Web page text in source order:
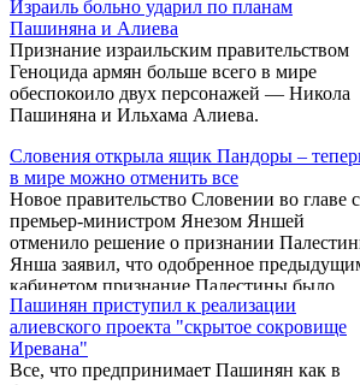
Ильхамом Алиевым. В Ереване она весьма
щедро говорила о перспективах, которые
ожидают Армению в случае достижения
называемого мира с Азербайджаном и, в
рамках этого процесса, сближения с
Европейским союзом. Она также объявила,
средства в развитие логистических
маршрутов ...
Израиль больно ударил по планам
Пашиняна и Алиева
Признание израильским правительством
Геноцида армян больше всего в мире
обеспокоило двух персонажей — Никола
Пашиняна и Ильхама Алиева.
Словения открыла ящик Пандоры –
в мире можно отменить все
Новое правительство Словении во главе с
премьер-министром Янезом Яншей
отменило решение о признании
Янша заявил, что одобренное
кабинетом признание Палестины было
незаконным и подлежит отмене. Сразу
после вступления в должность он
распорядился снять палестинский флаг со
здания кабмина в Любляне, возобновились
Пашинян приступил к реализации
алиевского проекта "скрытое сокровище
Иревана"
Все, что предпринимает Пашинян как в